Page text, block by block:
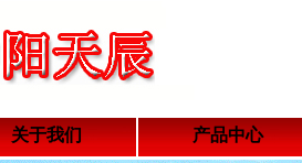
关于我们 产品中心